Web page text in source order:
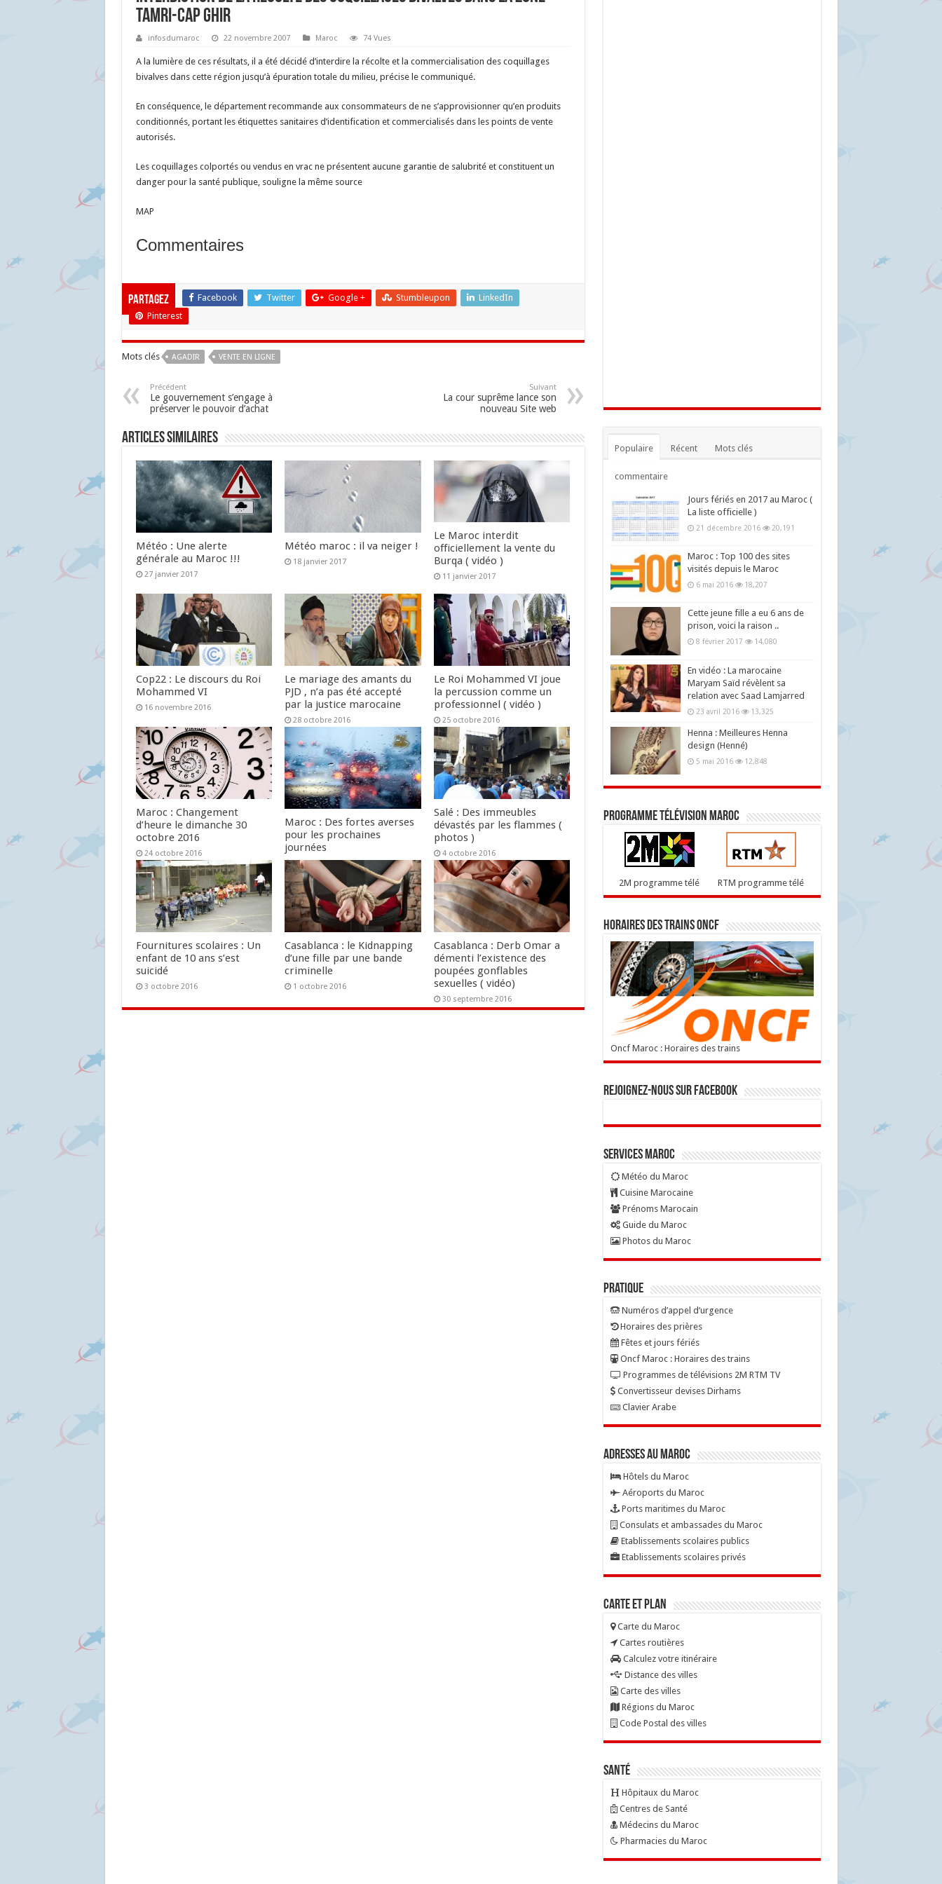
Tamri-Cap Ghir
infosdumaroc 22 novembre 2007 Maroc 74 Vues
A la lumière de ces résultats, il a été décidé d’interdire la récolte et la commercialisation des coquillages
bivalves dans cette région jusqu’à épuration totale du milieu, précise le communiqué.
En conséquence, le département recommande aux consommateurs de ne s’approvisionner qu’en produits
conditionnés, portant les étiquettes sanitaires d’identification et commercialisés dans les points de vente
autorisés.
Les coquillages colportés ou vendus en vrac ne présentent aucune garantie de salubrité et constituent un
danger pour la santé publique, souligne la même source
MAP
Commentaires
Partagez Facebook Twitter Google + Stumbleupon
LinkedIn
Pinterest
Mots clés AGADIR VENTE EN LIGNE
Précédent
Le gouvernement s’engage à
préserver le pouvoir d’achat
Suivant
La cour suprême lance son
nouveau Site web
Articles similaires
Météo : Une alerte
générale au Maroc !!!
27 janvier 2017
Météo maroc : il va neiger !
18 janvier 2017
Le Maroc interdit
officiellement la vente du
Burqa ( vidéo )
11 janvier 2017
Cop22 : Le discours du Roi
Mohammed VI
16 novembre 2016
Le mariage des amants du
PJD , n’a pas été accepté
par la justice marocaine
28 octobre 2016
Le Roi Mohammed VI joue
la percussion comme un
professionnel ( vidéo )
25 octobre 2016
Maroc : Changement
d’heure le dimanche 30
octobre 2016
24 octobre 2016
Maroc : Des fortes averses
pour les prochaines
journées
24 octobre 2016
Salé : Des immeubles
dévastés par les flammes (
photos )
4 octobre 2016
Fournitures scolaires : Un
enfant de 10 ans s’est
suicidé
3 octobre 2016
Casablanca : le Kidnapping
d’une fille par une bande
criminelle
1 octobre 2016
Casablanca : Derb Omar a
démenti l’existence des
poupées gonflables
sexuelles ( vidéo)
30 septembre 2016
Populaire Récent Mots clés
commentaire
Jours fériés en 2017 au Maroc (
La liste officielle )
21 décembre 2016 20,191
Maroc : Top 100 des sites
visités depuis le Maroc
6 mai 2016 18,207
Cette jeune fille a eu 6 ans de
prison, voici la raison ..
8 février 2017 14,080
En vidéo : La marocaine
Maryam Saïd révèlent sa
relation avec Saad Lamjarred
23 avril 2016 13,325
Henna : Meilleures Henna
design (Henné)
5 mai 2016 12,848
Programme télévision maroc
2M programme télé RTM programme télé
Horaires des trains ONCF
Oncf Maroc : Horaires des trains
Rejoignez-nous sur Facebook
Services Maroc
Météo du Maroc
Cuisine Marocaine
Prénoms Marocain
Guide du Maroc
Photos du Maroc
Pratique
Numéros d’appel d’urgence
Horaires des prières
Fêtes et jours fériés
Oncf Maroc : Horaires des trains
Programmes de télévisions 2M RTM TV
Convertisseur devises Dirhams
Clavier Arabe
Adresses au Maroc
Hôtels du Maroc
Aéroports du Maroc
Ports maritimes du Maroc
Consulats et ambassades du Maroc
Etablissements scolaires publics
Etablissements scolaires privés
Carte et Plan
Carte du Maroc
Cartes routières
Calculez votre itinéraire
Distance des villes
Carte des villes
Régions du Maroc
Code Postal des villes
Santé
Hôpitaux du Maroc
Centres de Santé
Médecins du Maroc
Pharmacies du Maroc